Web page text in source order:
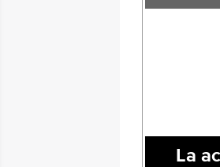
La